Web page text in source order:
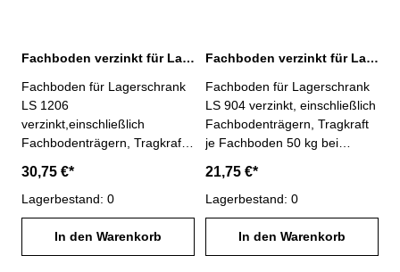
Fachboden verzinkt für Lagerschrank LS 1206
Fachboden für Lagerschrank
LS 1206
verzinkt,einschließlich
Fachbodenträgern, Tragkraft
gleichmäßig verteilter
Last,passend zu
Lagerschrank Typ LS 1206
Maße: H 24 x B 1195 x T 549
mm
30,75 €*
Lagerbestand: 0
In den Warenkorb
Fachboden verzinkt für Lagerschrank LS 904
Fachboden für Lagerschrank
LS 904 verzinkt, einschließlich
Fachbodenträgern, Tragkraft
je Fachboden 50 kg bei
Last,passend zu
Lagerschrank Typ LS 904
Maße: H 24 x B 945 x T 349
21,75 €*
Lagerbestand: 0
In den Warenkorb